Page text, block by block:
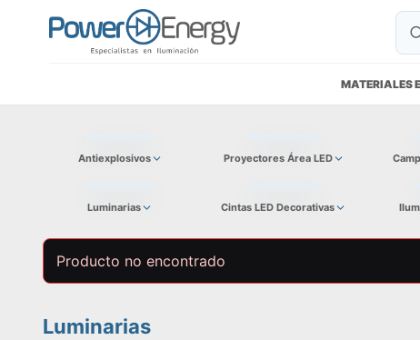
MATERIALES
Antiexplosivos Proyectores Área LED
Luminarias Cintas LED Decorativas
Producto no encontrado
Luminarias